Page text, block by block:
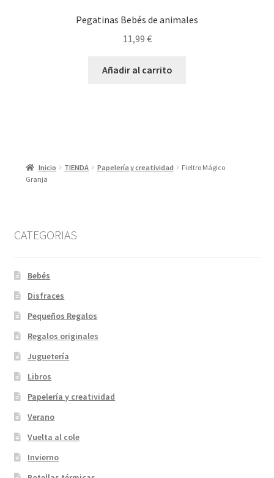
Pegatinas Bebés de animales
11,99 €
Añadir al carrito
Inicio TIENDA Papelería y creatividad
Fieltro Mágico
Granja
CATEGORIAS
Bebés
Disfraces
Pequeños Regalos
Regalos originales
Juguetería
Libros
Papelería y creatividad
Verano
Vuelta al cole
Invierno